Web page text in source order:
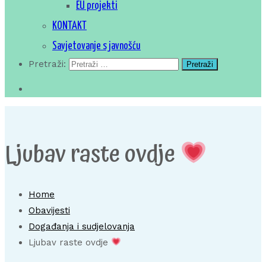
EU projekti
KONTAKT
Savjetovanje s javnošću
Pretraži:
Ljubav raste ovdje
Home
Obavijesti
Događanja i sudjelovanja
Ljubav raste ovdje